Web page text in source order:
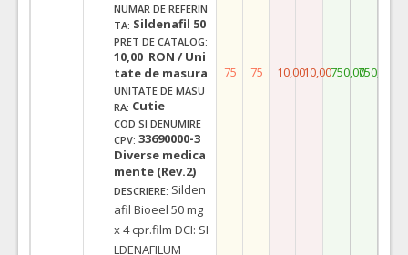
NUMAR DE REFERIN
TA: Sildenafil 50
PRET DE CATALOG:
10,00 RON / Uni
tate de masura
UNITATE DE MASU
RA: Cutie
COD SI DENUMIRE
CPV: 33690000-3
Diverse medica
mente (Rev.2)
DESCRIERE: Silden
afil Bioeel 50 mg
x 4 cpr.film DCI: SI
LDENAFILUM
75 75 10,0010,00750,00750,00